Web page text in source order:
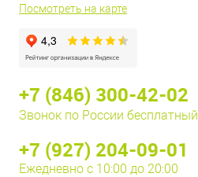
Посмотреть на карте
+7 (846) 300-42-02
Звонок по России бесплатный
+7 (927) 204-09-01
Ежедневно с 10:00 до 20:00